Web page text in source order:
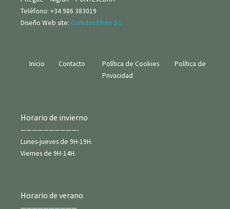
Teléfono: +34 986 383019
Diseño Web site: Curtidos Efrén S.L.
Inicio | Contacto | Política de Cookies |
Política de
Privacidad
Horario de invierno
——————————-
Lunes-jueves de 9H-19H.
Viernes de 9H-14H.
Horario de verano